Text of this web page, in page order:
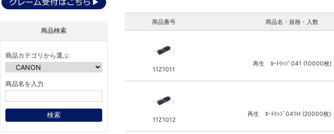
商品検索
商品カテゴリから選ぶ
商品名を入力
商品番号 商品名・規格・入数
11Z1011
再生 ｶｰﾄﾘｯｼﾞ041 (10000枚)
11Z1012
再生 ｶｰﾄﾘｯｼﾞ041H (20000枚)